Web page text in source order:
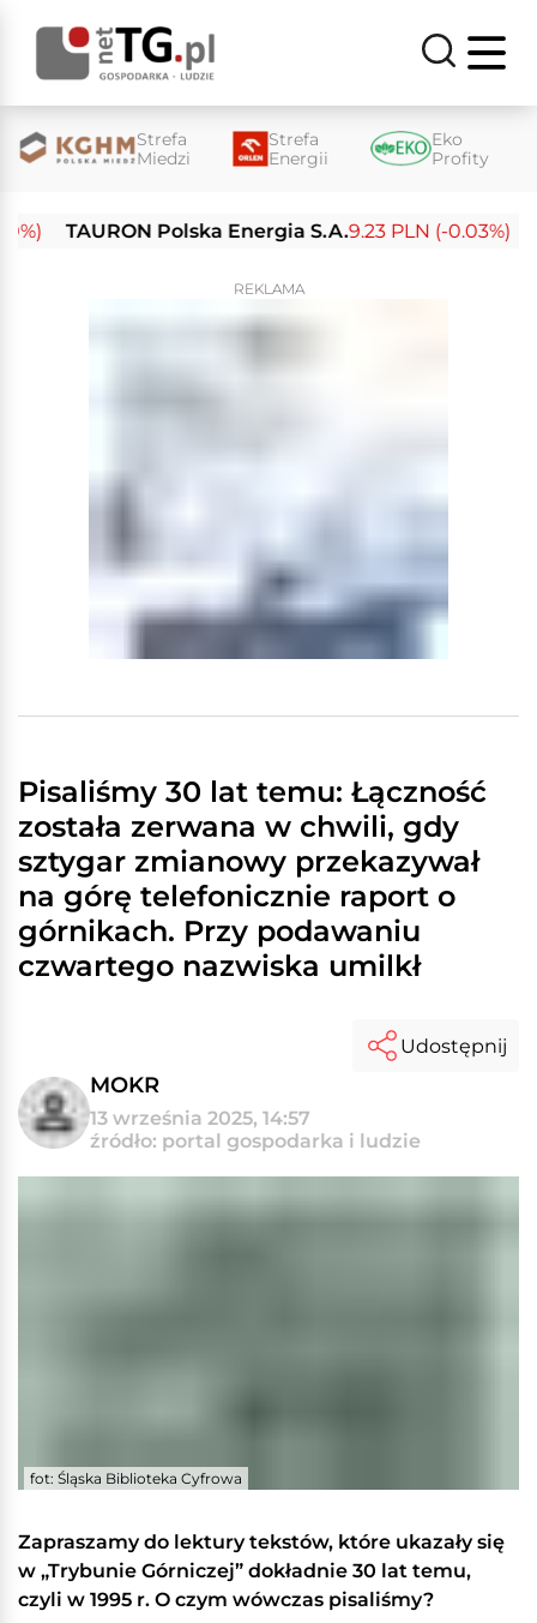
Strefa
Miedzi
Strefa
Energii
Eko
Profity
TAURON Polska Energia S.A. 9.23 PLN (-0.03%)
REKLAMA
Pisaliśmy 30 lat temu: Łączność
została zerwana w chwili, gdy
sztygar zmianowy przekazywał
na górę telefonicznie raport o
górnikach. Przy podawaniu
czwartego nazwiska umilkł
MOKR
13 września 2025, 14:57
źródło: portal gospodarka i ludzie
Udostępnij
fot: Śląska Biblioteka Cyfrowa
Zapraszamy do lektury tekstów, które ukazały się
w „Trybunie Górniczej” dokładnie 30 lat temu,
czyli w 1995 r. O czym wówczas pisaliśmy?